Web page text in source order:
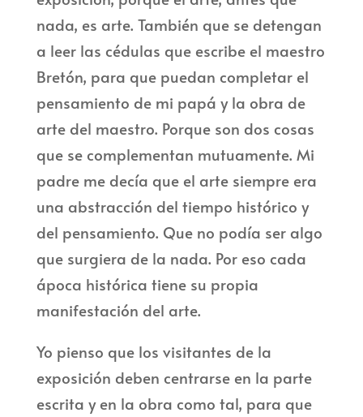
nada, es arte. También que se detengan
a leer las cédulas que escribe el maestro
Bretón, para que puedan completar el
pensamiento de mi papá y la obra de
arte del maestro. Porque son dos cosas
que se complementan mutuamente. Mi
padre me decía que el arte siempre era
una abstracción del tiempo histórico y
del pensamiento. Que no podía ser algo
que surgiera de la nada. Por eso cada
ápoca histórica tiene su propia
manifestación del arte.
Yo pienso que los visitantes de la
exposición deben centrarse en la parte
escrita y en la obra como tal, para que